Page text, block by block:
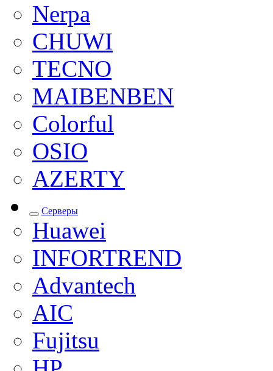
Nerpa
CHUWI
TECNO
MAIBENBEN
Colorful
OSIO
AZERTY
Серверы
Huawei
INFORTREND
Advantech
AIC
Fujitsu